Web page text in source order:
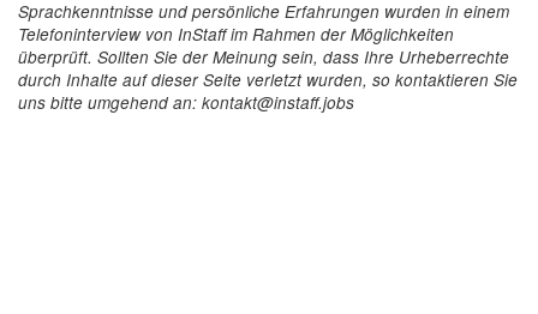
Sprachkenntnisse und persönliche Erfahrungen wurden in einem
Telefoninterview von InStaff im Rahmen der Möglichkeiten
überprüft. Sollten Sie der Meinung sein, dass Ihre Urheberrechte
durch Inhalte auf dieser Seite verletzt wurden, so kontaktieren Sie
uns bitte umgehend an: kontakt@instaff.jobs